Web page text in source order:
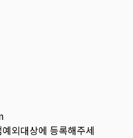
외대상에 등록해주세